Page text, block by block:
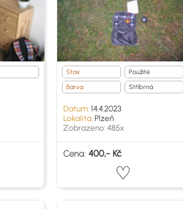
Stav
Použité
Barva
Stříbrná
Datum:14.4.2023
Lokalita:Plzeň
Zobrazeno: 485x
Cena: 400,- Kč